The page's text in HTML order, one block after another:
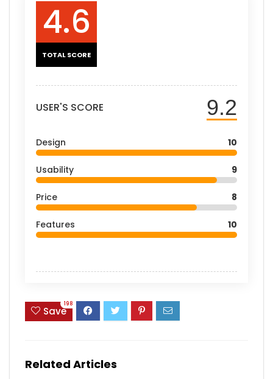
4.6
TOTAL SCORE
9.2
USER'S SCORE
Design 10
Usability 9
Price 8
Features 10
Save
198
Related Articles